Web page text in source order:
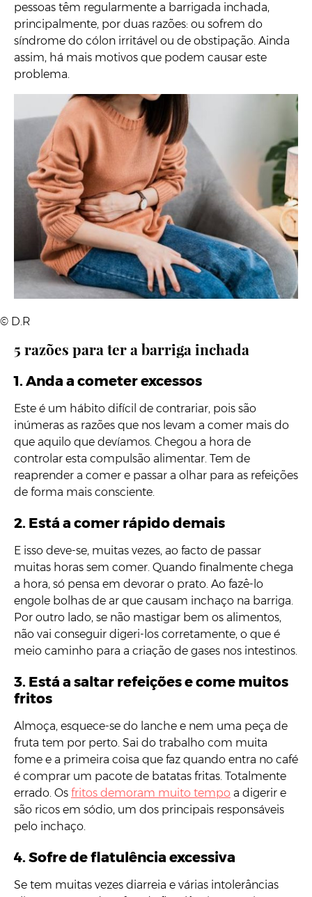
pessoas têm regularmente a barrigada inchada,
principalmente, por duas razões: ou sofrem do
síndrome do cólon irritável ou de obstipação. Ainda
assim, há mais motivos que podem causar este
problema.
© D.R
5 razões para ter a barriga inchada
1. Anda a cometer excessos
Este é um hábito difícil de contrariar, pois são
inúmeras as razões que nos levam a comer mais do
que aquilo que devíamos. Chegou a hora de
controlar esta compulsão alimentar. Tem de
reaprender a comer e passar a olhar para as refeições
de forma mais consciente.
2. Está a comer rápido demais
E isso deve-se, muitas vezes, ao facto de passar
muitas horas sem comer. Quando finalmente chega
a hora, só pensa em devorar o prato. Ao fazê-lo
engole bolhas de ar que causam inchaço na barriga.
Por outro lado, se não mastigar bem os alimentos,
não vai conseguir digeri-los corretamente, o que é
meio caminho para a criação de gases nos intestinos.
3. Está a saltar refeições e come muitos
fritos
Almoça, esquece-se do lanche e nem uma peça de
fruta tem por perto. Sai do trabalho com muita
fome e a primeira coisa que faz quando entra no café
é comprar um pacote de batatas fritas. Totalmente
errado. Os fritos demoram muito tempo a digerir e
são ricos em sódio, um dos principais responsáveis
pelo inchaço.
4. Sofre de flatulência excessiva
Se tem muitas vezes diarreia e várias intolerâncias